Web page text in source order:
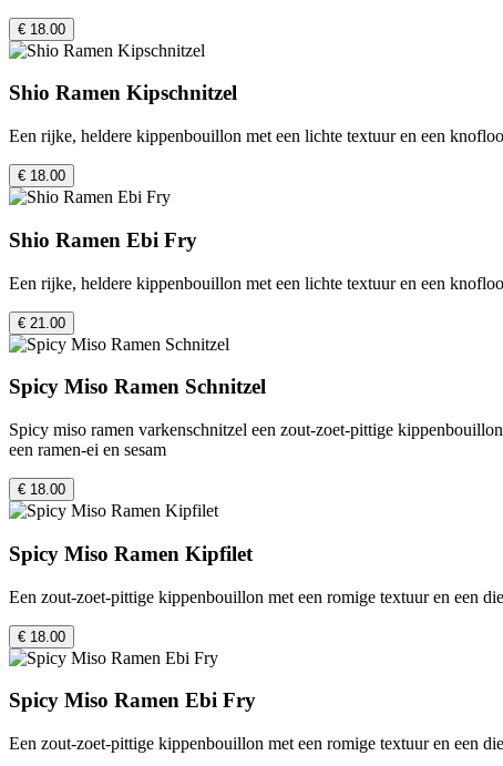
€ 18.00
Shio Ramen Kipschnitzel
Een rijke, heldere kippenbouillon met een lichte textuur en een
€ 18.00
Shio Ramen Ebi Fry
Een rijke, heldere kippenbouillon met een lichte textuur en een
€ 21.00
Spicy Miso Ramen Schnitzel
Spicy miso ramen varkenschnitzel een zout-zoet-pittige
een ramen-ei en sesam
€ 18.00
Spicy Miso Ramen Kipfilet
Een zout-zoet-pittige kippenbouillon met een romige textuur en een
€ 18.00
Spicy Miso Ramen Ebi Fry
Een zout-zoet-pittige kippenbouillon met een romige textuur en een